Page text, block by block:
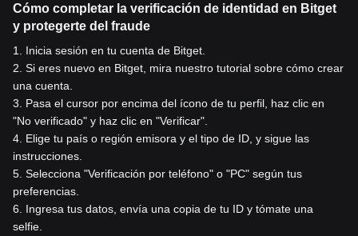
Cómo completar la verificación de identidad en Bitget
y protegerte del fraude
1
Inicia sesión en tu cuenta de Bitget.
2 Si eres nuevo en Bitget, mira nuestro tutorial sobre cómo crear
una cuenta.
3
Pasa el cursor por encima del ícono de tu perfil, haz clic en
"No verificado" y haz clic en "Verificar".
4 Elige tu país o región emisora y el tipo de ID, y sigue las
instrucciones.
5 Selecciona "Verificación por teléfono" o "PC" según tus
preferencias.
6
Ingresa tus datos, envía una copia de tu ID y tómate una
selfie.